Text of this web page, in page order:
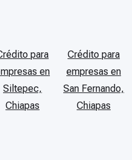
para
en
Siltepec,
Chiapas
Crédito para
empresas en
San Fernando,
Chiapas